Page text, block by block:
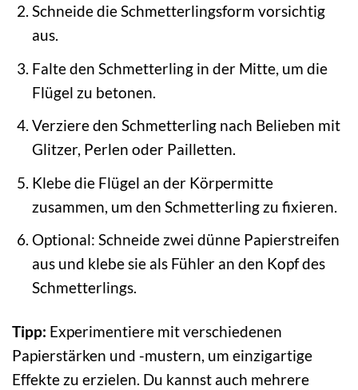
Schneide die Schmetterlingsform vorsichtig
aus.
Falte den Schmetterling in der Mitte, um die
Flügel zu betonen.
Verziere den Schmetterling nach Belieben mit
Glitzer, Perlen oder Pailletten.
Klebe die Flügel an der Körpermitte
zusammen, um den Schmetterling zu fixieren.
Optional: Schneide zwei dünne Papierstreifen
aus und klebe sie als Fühler an den Kopf des
Schmetterlings.
Tipp: Experimentiere mit verschiedenen
Papierstärken und -mustern, um einzigartige
Effekte zu erzielen. Du kannst auch mehrere